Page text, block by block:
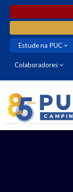
Estude na PUC
Colaboradores